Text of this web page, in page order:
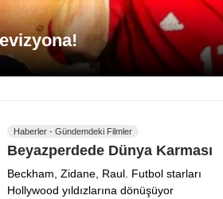
Haberler - Gündemdeki Filmler
Beyazperdede Dünya Karması
Beckham, Zidane, Raul. Futbol starları
Hollywood yıldızlarına dönüşüyor